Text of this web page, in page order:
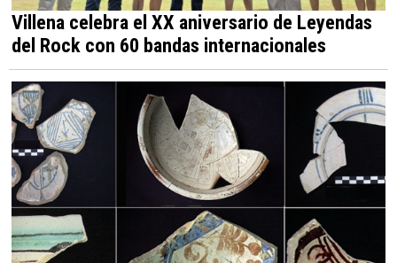
Villena celebra el XX aniversario de Leyendas
del Rock con 60 bandas internacionales